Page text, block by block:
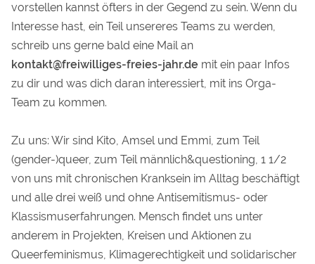
vorstellen kannst öfters in der Gegend zu sein. Wenn du
Interesse hast, ein Teil unsereres Teams zu werden,
schreib uns gerne bald eine Mail an
kontakt@freiwilliges-freies-jahr.de mit ein paar Infos
zu dir und was dich daran interessiert, mit ins Orga-
Team zu kommen.
Zu uns: Wir sind Kito, Amsel und Emmi, zum Teil
(gender-)queer, zum Teil männlich&questioning, 1 1/2
von uns mit chronischen Kranksein im Alltag beschäftigt
und alle drei weiß und ohne Antisemitismus- oder
Klassismuserfahrungen. Mensch findet uns unter
anderem in Projekten, Kreisen und Aktionen zu
Queerfeminismus, Klimagerechtigkeit und solidarischer